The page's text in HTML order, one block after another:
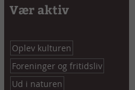
Vær aktiv
Oplev kulturen
Foreninger og fritidsliv
Ud i naturen